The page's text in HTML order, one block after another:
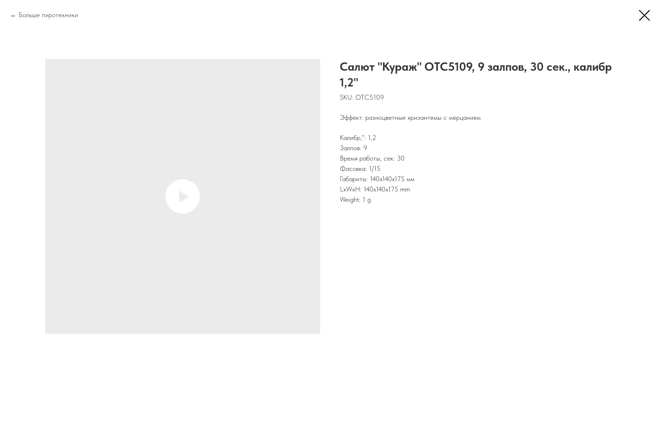
Больше пиротехники
Салют "Кураж" OTC5109, 9 залпов, 30 сек., калибр
1,2"
SKU: OTC5109
Эффект: разноцветные хризантемы с мерцанием
Калибр,": 1,2
Залпов: 9
Время работы, сек: 30
Фасовка: 1/15
Габариты: 140х140х175 мм
LxWxH: 140x140x175 mm
Weight: 1 g